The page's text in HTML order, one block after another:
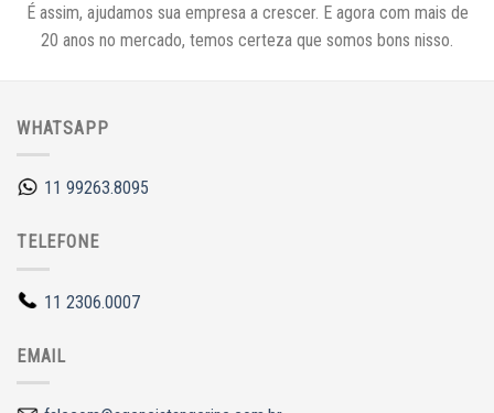
É assim, ajudamos sua empresa a crescer. E agora com mais de
20 anos no mercado, temos certeza que somos bons nisso.
WHATSAPP
11 99263.8095
TELEFONE
11 2306.0007
EMAIL